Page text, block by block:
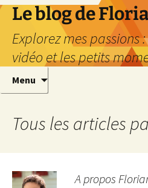
Aller
contenu
Le blog de
Explorez mes passions
vidéo et les petits
Menu
Tous les articles
A propos